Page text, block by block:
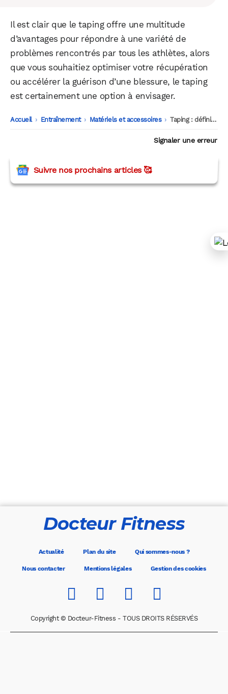
Il est clair que le taping offre une multitude
d’avantages pour répondre à une variété de
problèmes rencontrés par tous les athlètes, alors
que vous souhaitiez optimiser votre récupération
ou accélérer la guérison d’une blessure, le taping
est certainement une option à envisager.
Accueil -
Entraînement -
Matériels et accessoires -
Taping : définition et bénéfices des bandages adhésifs thérapeutiques
Signaler une erreur
Suivre nos prochains articles 🥰
Docteur Fitness
Actualité Plan du site Qui sommes-nous ?
Nous contacter Mentions légales Gestion des cookies
Copyright © Docteur-Fitness - TOUS DROITS RÉSERVÉS